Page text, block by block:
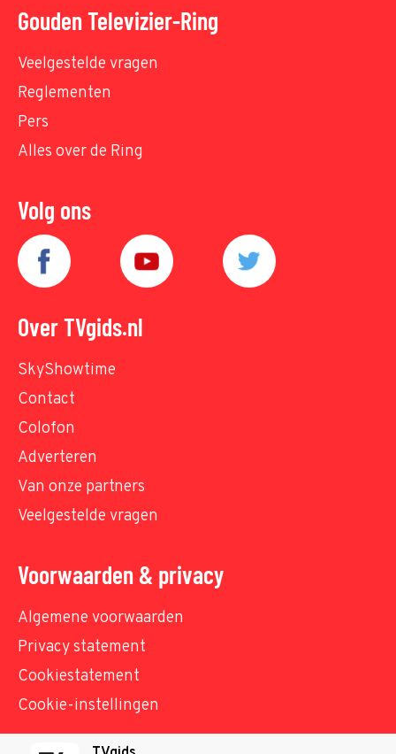
Gouden Televizier-Ring
Veelgestelde vragen
Reglementen
Pers
Alles over de Ring
Volg ons
Over TVgids.nl
SkyShowtime
Contact
Colofon
Adverteren
Van onze partners
Veelgestelde vragen
Voorwaarden & privacy
Algemene voorwaarden
Privacy statement
Cookiestatement
Cookie-instellingen